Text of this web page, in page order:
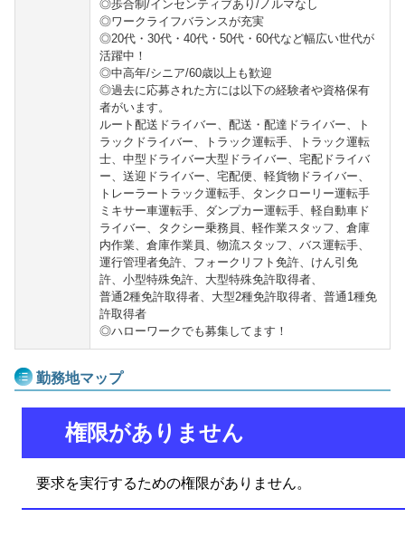
◎歩合制/インセンティブあり/ノルマなし
◎ワークライフバランスが充実
◎20代・30代・40代・50代・60代など幅広い世代が
活躍中！
◎中高年/シニア/60歳以上も歓迎
◎過去に応募された方には以下の経験者や資格保有
者がいます。
ルート配送ドライバー、配送・配達ドライバー、ト
ラックドライバー、トラック運転手、トラック運転
士、中型ドライバー大型ドライバー、宅配ドライバ
ー、送迎ドライバー、宅配便、軽貨物ドライバー、
トレーラートラック運転手、タンクローリー運転手
ミキサー車運転手、ダンプカー運転手、軽自動車ド
ライバー、タクシー乗務員、軽作業スタッフ、倉庫
内作業、倉庫作業員、物流スタッフ、バス運転手、
運行管理者免許、フォークリフト免許、けん引免
許、小型特殊免許、大型特殊免許取得者、
普通2種免許取得者、大型2種免許取得者、普通1種免
許取得者
◎ハローワークでも募集してます！
勤務地マップ